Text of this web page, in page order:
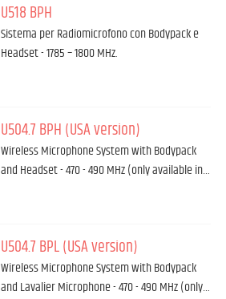
U518 BPH
Sistema per Radiomicrofono con Bodypack e
Headset - 1785 – 1800 MHz.
U504.7 BPH (USA version)
Wireless Microphone System with Bodypack
and Headset - 470 - 490 MHz (only available in…
U504.7 BPL (USA version)
Wireless Microphone System with Bodypack
and Lavalier Microphone - 470 - 490 MHz (only…